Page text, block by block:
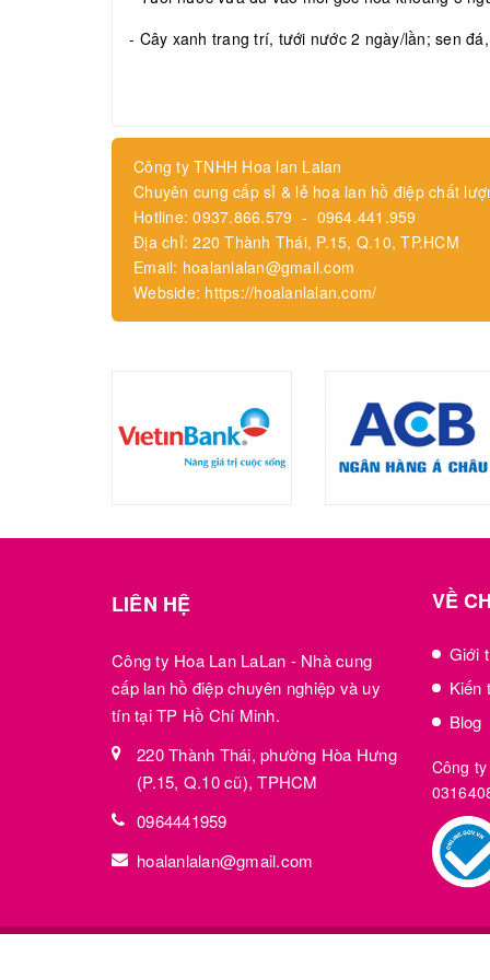
- Cây xanh trang trí, tưới nước 2 ngày/lần; sen
Công ty TNHH Hoa lan Lalan
Chuyên cung cấp sỉ & lẻ hoa lan hồ điệp chất
Hotline: 0937.866.579 - 0964.441.959
Địa chỉ: 220 Thành Thái, P.15, Q.10, TP.HCM
Email: hoalanlalan@gmail.com
Webside: https://hoalanlalan.com/
LIÊN HỆ
Công ty Hoa Lan LaLan - Nhà cung
cấp lan hồ điệp chuyên nghiệp và uy
tín tại TP Hồ Chí Minh.
220 Thành Thái, phường Hòa Hưng
(P.15, Q.10 cũ), TPHCM
0964441959
hoalanlalan@gmail.com
VỀ
Giới
Kiến
Blog
Công